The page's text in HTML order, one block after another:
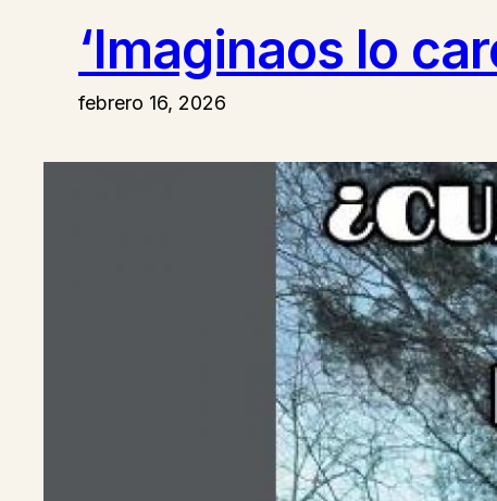
‘Imaginaos lo
febrero 16, 2026